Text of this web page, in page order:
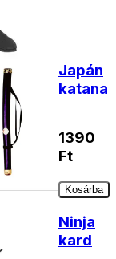
Japán
katana
1390
Ft
Kosárba
Ninja
kard